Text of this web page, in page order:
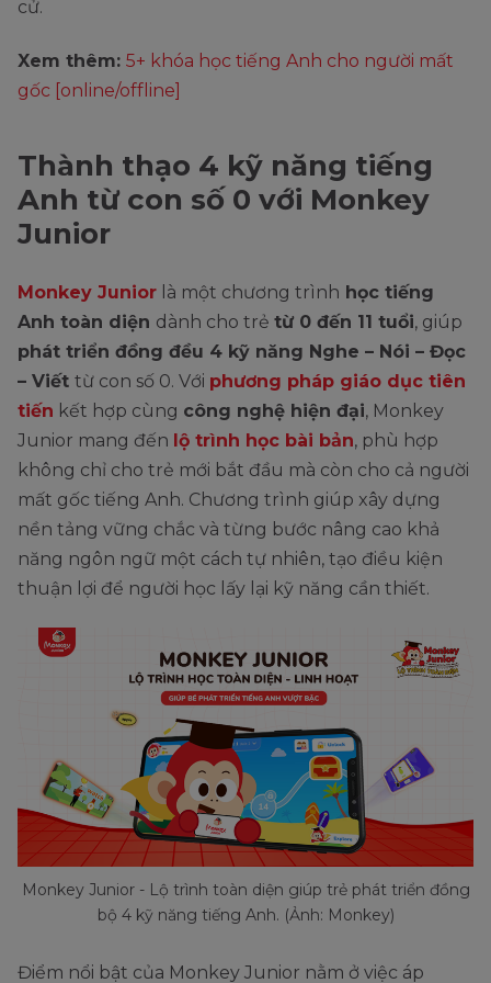
cử.
Xem thêm: 5+ khóa học tiếng Anh cho người mất
gốc [online/offline]
Thành thạo 4 kỹ năng tiếng
Anh từ con số 0 với Monkey
Junior
Monkey Junior là một chương trình học tiếng
Anh toàn diện dành cho trẻ từ 0 đến 11 tuổi, giúp
phát triển đồng đều 4 kỹ năng Nghe – Nói – Đọc
– Viết từ con số 0. Với phương pháp giáo dục tiên
tiến kết hợp cùng công nghệ hiện đại, Monkey
Junior mang đến lộ trình học bài bản, phù hợp
không chỉ cho trẻ mới bắt đầu mà còn cho cả người
mất gốc tiếng Anh. Chương trình giúp xây dựng
nền tảng vững chắc và từng bước nâng cao khả
năng ngôn ngữ một cách tự nhiên, tạo điều kiện
thuận lợi để người học lấy lại kỹ năng cần thiết.
Monkey Junior - Lộ trình toàn diện giúp trẻ phát triển đồng
bộ 4 kỹ năng tiếng Anh. (Ảnh: Monkey)
Điểm nổi bật của Monkey Junior nằm ở việc áp